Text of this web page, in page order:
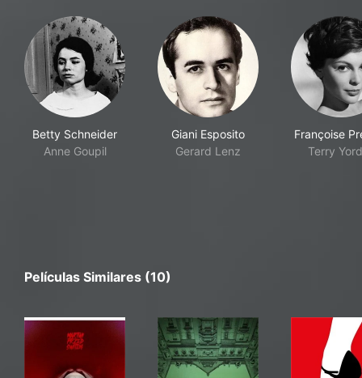
Betty Schneider
Anne Goupil
Giani Esposito
Gerard Lenz
Françoise
Terry
Películas Similares (10)